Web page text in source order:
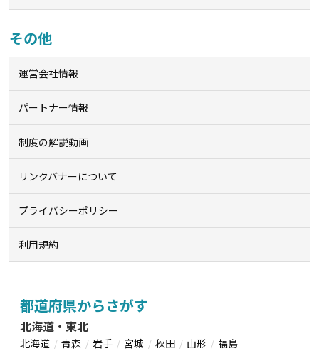
その他
運営会社情報
パートナー情報
制度の解説動画
リンクバナーについて
プライバシーポリシー
利用規約
都道府県からさがす
北海道・東北
北海道 青森 岩手 宮城 秋田 山形 福島